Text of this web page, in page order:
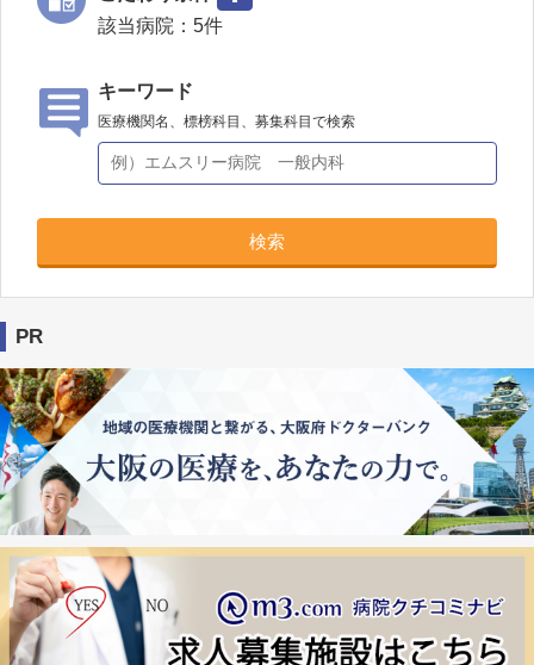
該当病院： 5件
キーワード
医療機関名、標榜科目、募集科目で検索
検索
PR